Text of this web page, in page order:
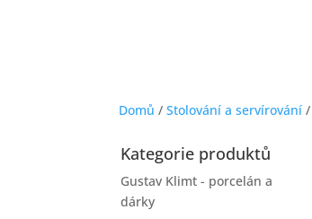
Domů / Stolování a servírování /
Kategorie produktů
Gustav Klimt - porcelán a
dárky